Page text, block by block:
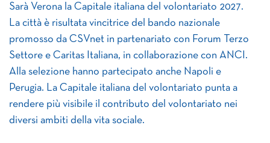
Sarà Verona la Capitale italiana del volontariato 2027.
La città è risultata vincitrice del bando nazionale
promosso da CSVnet in partenariato con Forum Terzo
Settore e Caritas Italiana, in collaborazione con ANCI.
Alla selezione hanno partecipato anche Napoli e
Perugia. La Capitale italiana del volontariato punta a
rendere più visibile il contributo del volontariato nei
diversi ambiti della vita sociale.